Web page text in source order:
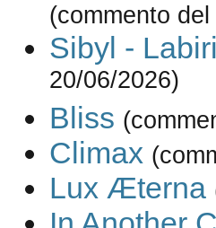
(commento
Sibyl -
20/06/2026)
Bliss
Climax
Lux Æterna